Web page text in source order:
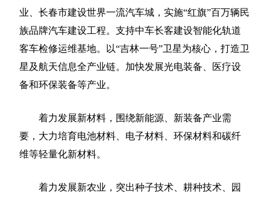
业、长春市建设世界一流汽车城，实施“红旗”百万辆民
族品牌汽车建设工程。支持中车长客建设智能化轨道
客车检修运维基地。以“吉林一号”卫星为核心，打造卫
星及航天信息全产业链。加快发展光电装备、医疗设
备和环保装备等产业。
着力发展新材料，围绕新能源、新装备产业需
要，大力培育电池材料、电子材料、环保材料和碳纤
维等轻量化新材料。
着力发展新农业，突出种子技术、耕种技术、园